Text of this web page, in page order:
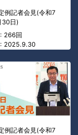
例記者会見(令和7
30日)
266回
2025.9.30
例記者会見(令和7